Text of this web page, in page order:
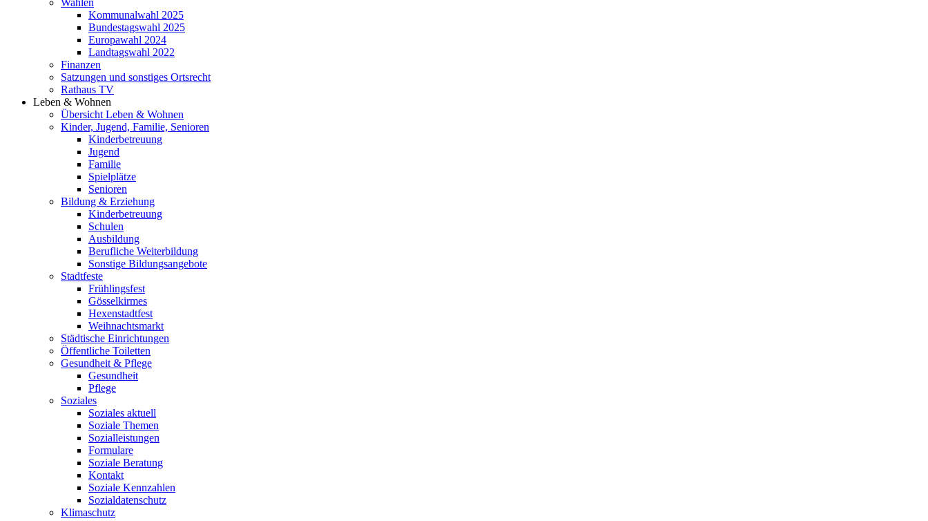
Wahlen
Kommunalwahl 2025
Bundestagswahl 2025
Europawahl 2024
Landtagswahl 2022
Finanzen
Satzungen und sonstiges Ortsrecht
Rathaus TV
Leben & Wohnen
Übersicht Leben & Wohnen
Kinder, Jugend, Familie, Senioren
Kinderbetreuung
Jugend
Familie
Spielplätze
Senioren
Bildung & Erziehung
Kinderbetreuung
Schulen
Ausbildung
Berufliche Weiterbildung
Sonstige Bildungsangebote
Stadtfeste
Frühlingsfest
Gösselkirmes
Hexenstadtfest
Weihnachtsmarkt
Städtische Einrichtungen
Öffentliche Toiletten
Gesundheit & Pflege
Gesundheit
Pflege
Soziales
Soziales aktuell
Soziale Themen
Sozialleistungen
Formulare
Soziale Beratung
Kontakt
Soziale Kennzahlen
Sozialdatenschutz
Klimaschutz